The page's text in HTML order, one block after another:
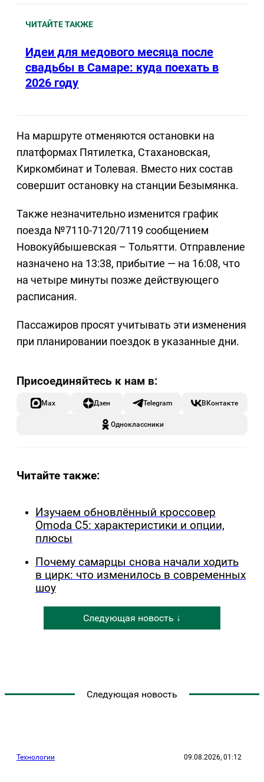
ЧИТАЙТЕ ТАКЖЕ
Идеи для медового месяца после
свадьбы в Самаре: куда поехать в
2026 году
На маршруте отменяются остановки на
платформах Пятилетка, Стахановская,
Киркомбинат и Толевая. Вместо них состав
совершит остановку на станции Безымянка.
Также незначительно изменится график
поезда №7110-7120/7119 сообщением
Новокуйбышевская – Тольятти. Отправление
назначено на 13:38, прибытие — на 16:08, что
на четыре минуты позже действующего
расписания.
Пассажиров просят учитывать эти изменения
при планировании поездок в указанные дни.
Max Дзен Telegram ВКонтакте
Одноклассники
Читайте также:
Изучаем обновлённый кроссовер
Omoda C5: характеристики и опции,
плюсы
Почему самарцы снова начали ходить
в цирк: что изменилось в современных
шоу
Следующая новость ↓
Следующая новость
Технологии 09.08.2026, 01:12